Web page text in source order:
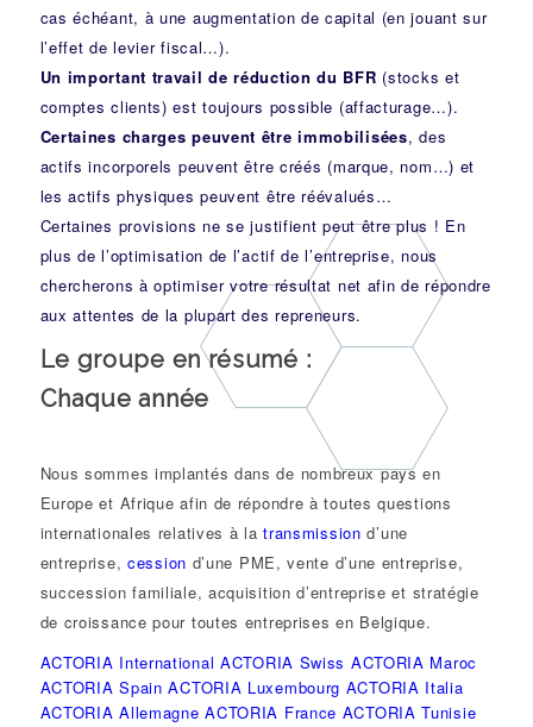
cas échéant, à une augmentation de capital (en jouant sur
l’effet de levier fiscal…).
Un important travail de réduction du BFR (stocks et
comptes clients) est toujours possible (affacturage…).
Certaines charges peuvent être immobilisées, des
actifs incorporels peuvent être créés (marque, nom…) et
les actifs physiques peuvent être réévalués…
Certaines provisions ne se justifient peut être plus ! En
plus de l’optimisation de l’actif de l’entreprise, nous
chercherons à optimiser votre résultat net afin de répondre
aux attentes de la plupart des repreneurs.
Le groupe en résumé :
Chaque année
Nous sommes implantés dans de nombreux pays en
Europe et Afrique afin de répondre à toutes questions
internationales relatives à latransmission d’une
entreprise, cession d’une PME, vente d’une entreprise,
succession familiale, acquisition d’entreprise et stratégie
de croissance pour toutes entreprises en Belgique.
ACTORIA International ACTORIA Swiss ACTORIA Maroc
ACTORIA Spain ACTORIA Luxembourg ACTORIA Italia
ACTORIA Allemagne ACTORIA France ACTORIA Tunisie